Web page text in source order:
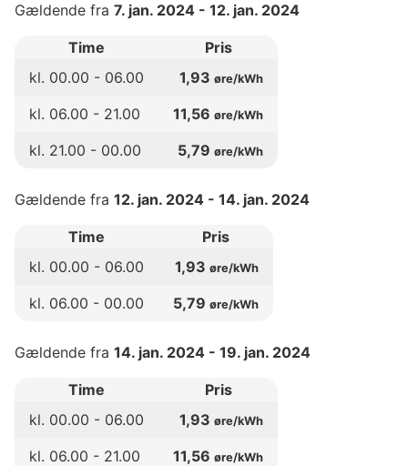
Gældende fra 7. jan. 2024 - 12. jan. 2024
Time
Pris
kl. 00.00 - 06.00 1,93 øre/kWh
kl. 06.00 - 21.00 11,56 øre/kWh
kl. 21.00 - 00.00 5,79 øre/kWh
Gældende fra 12. jan. 2024 - 14. jan. 2024
Time
Pris
kl. 00.00 - 06.00 1,93 øre/kWh
kl. 06.00 - 00.00 5,79 øre/kWh
Gældende fra 14. jan. 2024 - 19. jan. 2024
Time
Pris
kl. 00.00 - 06.00 1,93 øre/kWh
kl. 06.00 - 21.00 11,56 øre/kWh